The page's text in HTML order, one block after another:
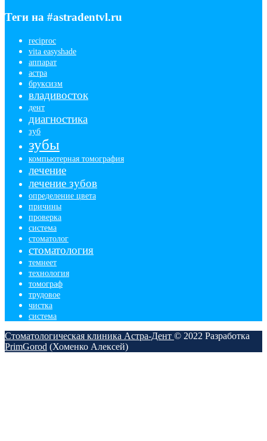
Теги на #astradentvl.ru
reciproc
vita easyshade
аппарат
астра
бруксизм
владивосток
дент
диагностика
зуб
зубы
компьютерная томография
лечение
лечение зубов
определение цвета
причины
проверка
система
стоматолог
стоматология
темнеет
технология
томограф
трудовое
чистка
​система
Стоматологическая клиника Астра-Дент © 2022 Разработка
PrimGorod (Хоменко Алексей)